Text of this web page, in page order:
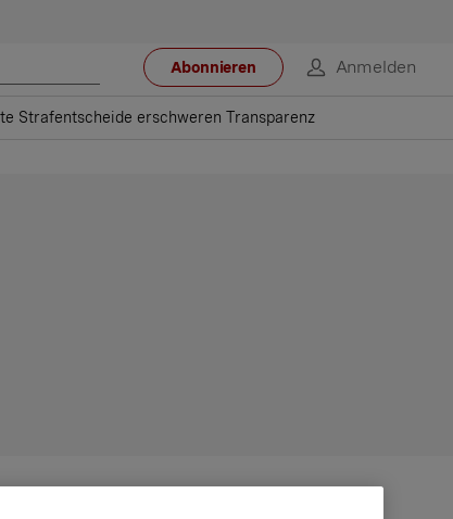
Abonnieren Anmelden
Strafentscheide erschweren Transparenz